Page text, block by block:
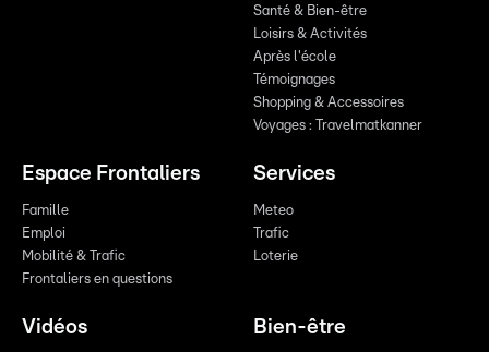
Santé & Bien-être
Loisirs & Activités
Après l'école
Témoignages
Shopping & Accessoires
Voyages : Travelmatkanner
Espace Frontaliers
Famille
Emploi
Mobilité & Trafic
Frontaliers en questions
Services
Meteo
Trafic
Loterie
Vidéos Bien-être